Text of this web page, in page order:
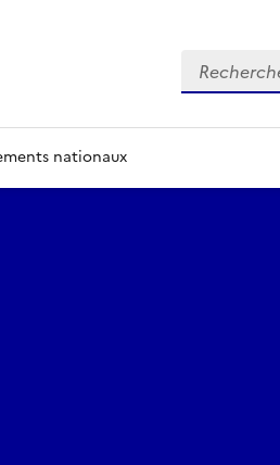
Rechercher
nationaux